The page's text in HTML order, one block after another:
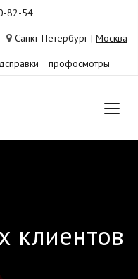
82-54
Санкт-Петербург | Москва
профосмотры
клиентов